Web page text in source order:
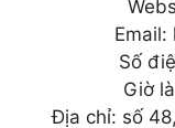
Email:
Số
Giờ
Địa chỉ: số